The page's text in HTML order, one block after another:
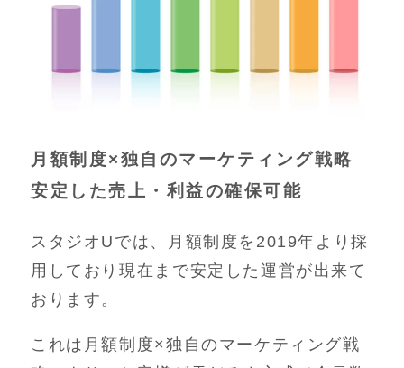
月額制度×独自のマーケティング戦略
安定した売上・利益の確保可能
スタジオUでは、月額制度を2019年より採
用しており現在まで安定した運営が出来て
おります。
これは月額制度×独自のマーケティング戦